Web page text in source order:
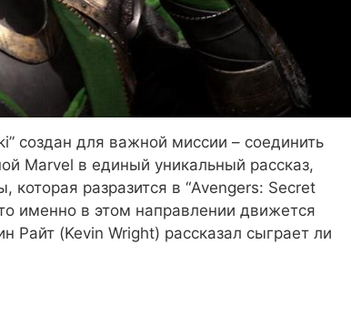
создан для важной миссии – соединить
Marvel в единый уникальный рассказ,
которая разразится в “Avengers: Secret
именно в этом направлении движется
(Kevin Wright) рассказал сыграет ли